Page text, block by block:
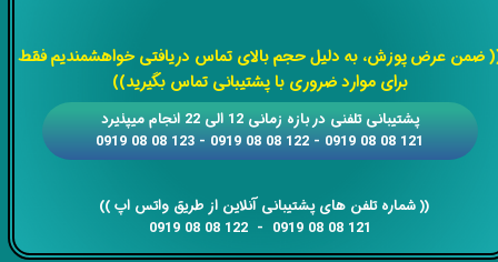
ضمن عرض پوزش، به دلیل حجم بالای تماس دریافتی خواهشمندیم فقط
برای موارد ضروری با پشتیبانی تماس بگیرید))
​​​​​​​​​​​​​​(( ​​​​​​​شماره تلفن های پشتیبانی آنلاین از طریق واتس اپ ))
​​​​​​​121 08 08 0919 - 122 08 08 0919
​​پشتیبانی تلفنی در بازه زمانی 12 الی 22 انجام میپذیرد
121 08 08 0919 - 122 08 08 0919 - 123 08 08 0919